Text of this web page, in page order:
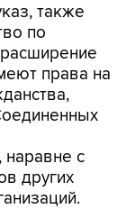
также
по
права на
наравне с
других